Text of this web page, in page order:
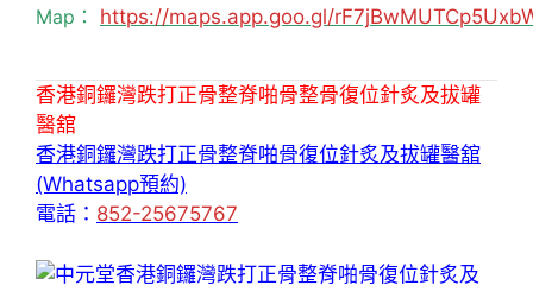
Map： https://maps.app.goo.gl/
香港銅鑼灣跌打正骨整脊啪骨整骨復位針炙及拔罐
醫舘
香港銅鑼灣跌打正骨整脊啪骨復位針炙及拔罐醫舘
(Whatsapp預約)
電話： 852-25675767